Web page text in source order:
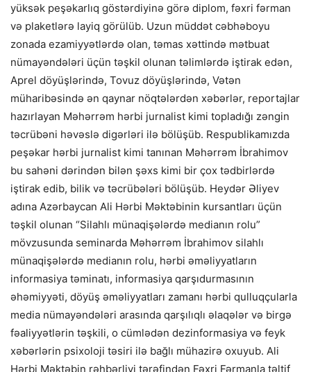
yüksək peşəkarlıq göstərdiyinə görə diplom, fəxri fərman
və plaketlərə layiq görülüb. Uzun müddət cəbhəboyu
zonada ezamiyyətlərdə olan, təmas xəttində mətbuat
nümayəndələri üçün təşkil olunan təlimlərdə iştirak edən,
Aprel döyüşlərində, Tovuz döyüşlərində, Vətən
müharibəsində ən qaynar nöqtələrdən xəbərlər, reportajlar
hazırlayan Məhərrəm hərbi jurnalist kimi topladığı zəngin
təcrübəni həvəslə digərləri ilə bölüşüb. Respublikamızda
peşəkar hərbi jurnalist kimi tanınan Məhərrəm İbrahimov
bu sahəni dərindən bilən şəxs kimi bir çox tədbirlərdə
iştirak edib, bilik və təcrübələri bölüşüb. Heydər Əliyev
adına Azərbaycan Ali Hərbi Məktəbinin kursantları üçün
təşkil olunan “Silahlı münaqişələrdə medianın rolu”
mövzusunda seminarda Məhərrəm İbrahimov silahlı
münaqişələrdə medianın rolu, hərbi əməliyyatların
informasiya təminatı, informasiya qarşıdurmasının
əhəmiyyəti, döyüş əməliyyatları zamanı hərbi qulluqçularla
media nümayəndələri arasında qarşılıqlı əlaqələr və birgə
fəaliyyətlərin təşkili, o cümlədən dezinformasiya və feyk
xəbərlərin psixoloji təsiri ilə bağlı mühazirə oxuyub. Ali
Hərbi Məktəbin rəhbərliyi tərəfindən Fəxri Fərmanla təltif